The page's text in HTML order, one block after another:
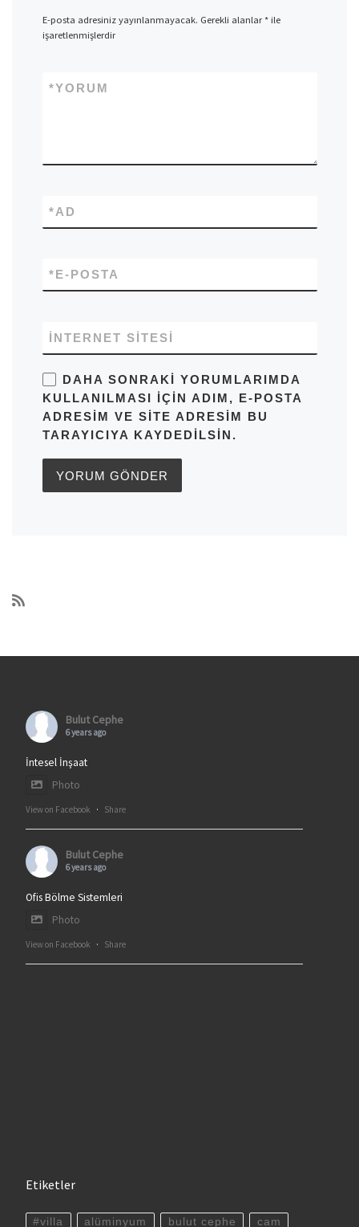
E-posta adresiniz yayınlanmayacak. Gerekli alanlar*ile
işaretlenmişlerdir
YORUM
*
AD
*
E-POSTA
*
İNTERNET SITESI
DAHA SONRAKI YORUMLARIMDA
KULLANILMASI IÇIN ADIM, E-POSTA
ADRESIM VE SITE ADRESIM BU
TARAYICIYA KAYDEDILSIN.
Bulut Cephe
6 years ago
İntesel İnşaat
Photo
View on Facebook · Share
Bulut Cephe
6 years ago
Ofis Bölme Sistemleri
Photo
View on Facebook · Share
Etiketler
#villa alüminyum bulut cephe cam